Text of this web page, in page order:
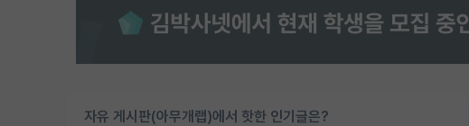
자유 게시판(아무개랩)에서 핫한 인기글은?